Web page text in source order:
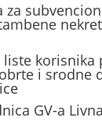
za
korisnika
i srodne
GV-a Livna